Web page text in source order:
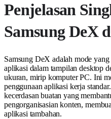
Penjelasan
Samsung DeX
Samsung DeX adalah mode
aplikasi dalam tampilan desktop
ukuran, mirip komputer PC. Ini
penggunaan aplikasi kerja
kecerdasan buatan yang
pengorganisasian konten,
aplikasi tambahan.